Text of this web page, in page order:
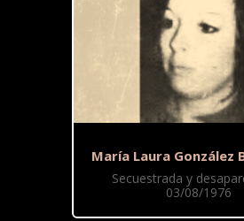
María Laura González
Secuestrada y
03/08/1976